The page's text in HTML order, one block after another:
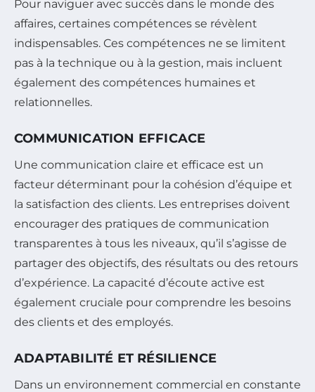
Pour naviguer avec succès dans le monde des
affaires, certaines compétences se révèlent
indispensables. Ces compétences ne se limitent
pas à la technique ou à la gestion, mais incluent
également des compétences humaines et
relationnelles.
COMMUNICATION EFFICACE
Une communication claire et efficace est un
facteur déterminant pour la cohésion d’équipe et
la satisfaction des clients. Les entreprises doivent
encourager des pratiques de communication
transparentes à tous les niveaux, qu’il s’agisse de
partager des objectifs, des résultats ou des retours
d’expérience. La capacité d’écoute active est
également cruciale pour comprendre les besoins
des clients et des employés.
ADAPTABILITÉ ET RÉSILIENCE
Dans un environnement commercial en constante